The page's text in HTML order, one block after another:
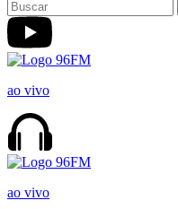
ao vivo
ao vivo